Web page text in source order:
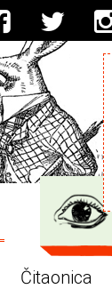
Čitaonica